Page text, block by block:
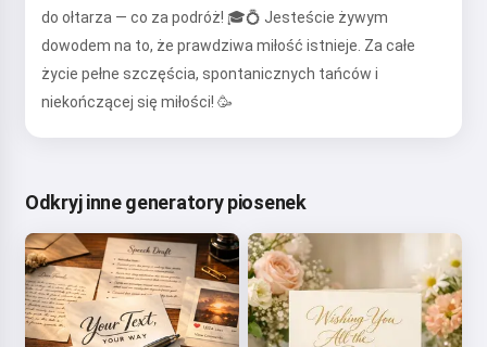
do ołtarza — co za podróż! 🎓💍 Jesteście żywym
dowodem na to, że prawdziwa miłość istnieje. Za całe
życie pełne szczęścia, spontanicznych tańców i
niekończącej się miłości! 🥳
Odkryj inne generatory piosenek